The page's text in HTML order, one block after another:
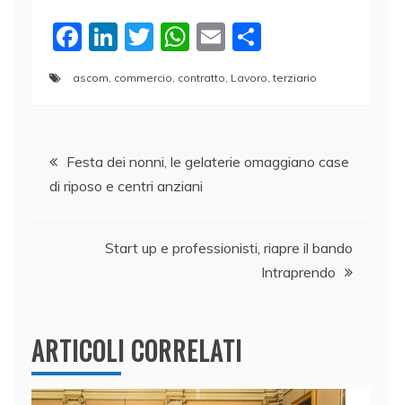
F
c
b
o
Li
k
dI
n
T
w
itt
W
h
at
A
p
E
m
ai
o
n
vi
di
ascom commercio contratto Lavoro ,terziario
Navigazione
articoli
Festa dei nonni, le gelaterie omaggiano case
di riposo e centri anziani
Start up e professionisti, riapre il bando
Intraprendo
ARTICOLI CORRELATI